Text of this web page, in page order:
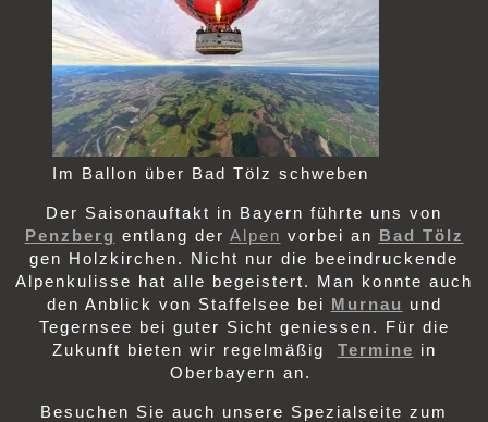
Im Ballon über Bad Tölz schweben
Der Saisonauftakt in Bayern führte uns von
Penzberg entlang der Alpen vorbei an Bad Tölz
gen Holzkirchen. Nicht nur die beeindruckende
Alpenkulisse hat alle begeistert. Man konnte auch
den Anblick von Staffelsee bei Murnau und
Tegernsee bei guter Sicht geniessen. Für die
Zukunft bieten wir regelmäßig Termine in
Oberbayern an.
Besuchen Sie auch unsere Spezialseite zum